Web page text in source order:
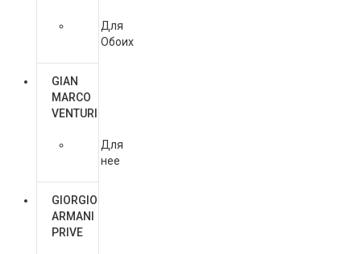
Для
Обоих
GIAN
MARCO
VENTURI
Для
нее
GIORGIO
ARMANI
PRIVE